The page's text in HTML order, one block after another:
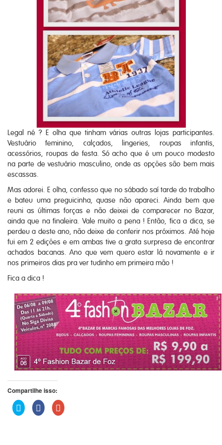
Legal né ? E olha que tinham várias outras lojas participantes.
Vestuário feminino, calçados, lingeries, roupas infantis,
acessórios, roupas de festa. Só acho que é um pouco modesto
na parte de vestuário masculino, onde as opções são bem mais
escassas.
Mas adorei. E olha, confesso que no sábado saí tarde do trabalho
e bateu uma preguicinha, quase não apareci. Ainda bem que
reuni as últimas forças e não deixei de comparecer no Bazar,
ainda que na finaleira. Vale muito a pena ! Então, fica a dica, se
perdeu a deste ano, não deixe de conferir nos próximos. Até hoje
fui em 2 edições e em ambas tive a grata surpresa de encontrar
achados bacanas. Ano que vem quero estar lá novamente e ir
nos primeiros dias pra ver tudinho em primeira mão !
Fica a dica !
Compartilhe isso:
Clique
para
compartilhar
Clique
para
compartilhar
Compartilhe
no